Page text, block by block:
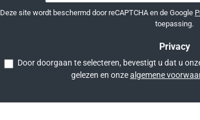
Deze site wordt beschermd door reCAPTCHA en de Google
toepassing.
Privacy
Door doorgaan te selecteren, bevestigt u dat u
gelezen en onzealgemene